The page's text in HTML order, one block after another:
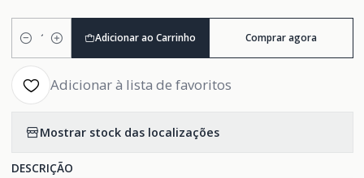
Quantidade
Adicionar ao Carrinho Comprar agora
Adicionar à lista de favoritos
Mostrar stock das localizações
DESCRIÇÃO